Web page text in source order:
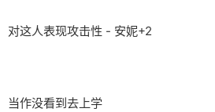
对这人表现攻击性 - 安妮+2
当作没看到去上学